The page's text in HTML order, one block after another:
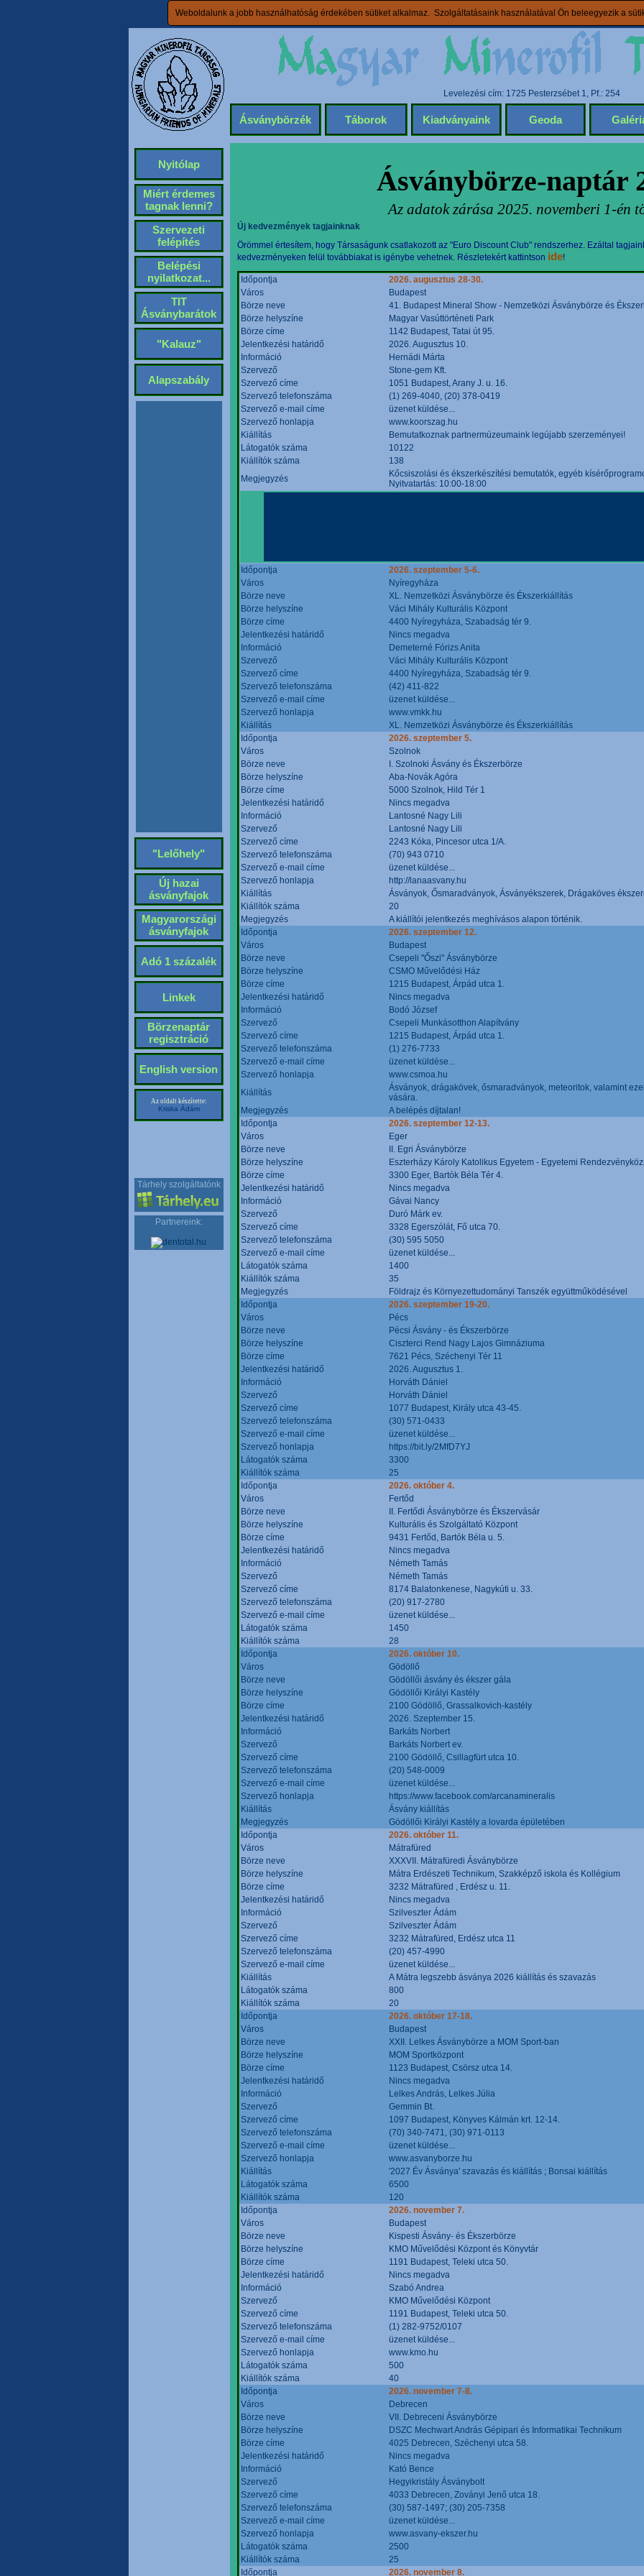
Weboldalunk a jobb használhatóság érdekében sütiket alkalmaz. Szolgáltatásaink használatával Ön beleegyezik a
Levelezési cím: 1725 Pesterzsébet 1, Pf.: 254
Ásványbörzék Táborok Kiadványaink Geoda
Nyitólap
Miért érdemes
tagnak lenni?
Szervezeti
felépítés
Belépési
nyilatkozat...
TIT
Ásványbarátok
"Kalauz"
Alapszabály
"Lelőhely"
Új hazai
ásványfajok
Magyarországi
ásványfajok
Adó 1 százalék
Linkek
Börzenaptár
regisztráció
English version
Az oldalt készítette:
Kriska Ádám
Tárhely szolgáltatónk
Partnereink:
Ásványbörze-naptár
Az adatok zárása 2025. novemberi 1-én
Új kedvezmények tagjainknak
Örömmel értesítem, hogy Társaságunk csatlakozott az "Euro Discount Club" rendszerhez. Ezáltal
kedvezményeken felül továbbiakat is igénybe vehetnek. Részletekért kattintson ide!
Időpontja
2026. augusztus 28-30.
Város
Budapest
Börze neve
41. Budapest Mineral Show - Nemzetközi Ásványbörze és
Börze helyszíne
Magyar Vasúttörténeti Park
Börze címe
1142 Budapest, Tatai út 95.
Jelentkezési határidő
2026. Augusztus 10.
Információ
Hernádi Márta
Szervező
Stone-gem Kft.
Szervező címe
1051 Budapest, Arany J. u. 16.
Szervező telefonszáma
(1) 269-4040, (20) 378-0419
Szervező e-mail címe
üzenet küldése...
Szervező honlapja
www.koorszag.hu
Kiállítás
Bemutatkoznak partnermúzeumaink legújabb szerzeményei!
Látogatók száma
10122
Kiállítók száma
138
Megjegyzés
Kőcsiszolási és ékszerkészítési bemutatók, egyéb
Nyitvatartás: 10:00-18:00
Időpontja
2026. szeptember 5-6.
Város
Nyíregyháza
Börze neve
XL. Nemzetközi Ásványbörze és Ékszerkiállítás
Börze helyszíne
Váci Mihály Kulturális Központ
Börze címe
4400 Nyíregyháza, Szabadság tér 9.
Jelentkezési határidő
Nincs megadva
Információ
Demeterné Fórizs Anita
Szervező
Váci Mihály Kulturális Központ
Szervező címe
4400 Nyíregyháza, Szabadság tér 9.
Szervező telefonszáma
(42) 411-822
Szervező e-mail címe
üzenet küldése...
Szervező honlapja
www.vmkk.hu
Kiállítás
XL. Nemzetközi Ásványbörze és Ékszerkiállítás
Időpontja
2026. szeptember 5.
Város
Szolnok
Börze neve
I. Szolnoki Ásvány és Ékszerbörze
Börze helyszíne
Aba-Novák Agóra
Börze címe
5000 Szolnok, Hild Tér 1
Jelentkezési határidő
Nincs megadva
Információ
Lantosné Nagy Lili
Szervező
Lantosné Nagy Lili
Szervező címe
2243 Kóka, Pincesor utca 1/A.
Szervező telefonszáma
(70) 943 0710
Szervező e-mail címe
üzenet küldése...
Szervező honlapja
http://lanaasvany.hu
Kiállítás
Ásványok, Ősmaradványok, Ásványékszerek, Drágaköves
Kiállítók száma
20
Megjegyzés
A kiállítói jelentkezés meghívásos alapon történik.
Időpontja
2026. szeptember 12.
Város
Budapest
Börze neve
Csepeli "Őszi" Ásványbörze
Börze helyszíne
CSMO Művelődési Ház
Börze címe
1215 Budapest, Árpád utca 1.
Jelentkezési határidő
Nincs megadva
Információ
Bodó József
Szervező
Csepeli Munkásotthon Alapítvány
Szervező címe
1215 Budapest, Árpád utca 1.
Szervező telefonszáma
(1) 276-7733
Szervező e-mail címe
üzenet küldése...
Szervező honlapja
www.csmoa.hu
Kiállítás
Ásványok, drágakövek, ősmaradványok, meteoritok, valamint
vására.
Megjegyzés
A belépés díjtalan!
Időpontja
2026. szeptember 12-13.
Város
Eger
Börze neve
II. Egri Ásványbörze
Börze helyszíne
Eszterházy Károly Katolikus Egyetem - Egyetemi
Börze címe
3300 Eger, Bartók Béla Tér 4.
Jelentkezési határidő
Nincs megadva
Információ
Gávai Nancy
Szervező
Duró Márk ev.
Szervező címe
3328 Egerszólát, Fő utca 70.
Szervező telefonszáma
(30) 595 5050
Szervező e-mail címe
üzenet küldése...
Látogatók száma
1400
Kiállítók száma
35
Megjegyzés
Földrajz és Környezettudományi Tanszék együttműködésével
Időpontja
2026. szeptember 19-20.
Város
Pécs
Börze neve
Pécsi Ásvány - és Ékszerbörze
Börze helyszíne
Ciszterci Rend Nagy Lajos Gimnáziuma
Börze címe
7621 Pécs, Széchenyi Tér 11
Jelentkezési határidő
2026. Augusztus 1.
Információ
Horváth Dániel
Szervező
Horváth Dániel
Szervező címe
1077 Budapest, Király utca 43-45.
Szervező telefonszáma
(30) 571-0433
Szervező e-mail címe
üzenet küldése...
Szervező honlapja
https://bit.ly/2MfD7YJ
Látogatók száma
3300
Kiállítók száma
25
Időpontja
2026. október 4.
Város
Fertőd
Börze neve
II. Fertődi Ásványbörze és Ékszervásár
Börze helyszíne
Kulturális és Szolgáltató Központ
Börze címe
9431 Fertőd, Bartók Béla u. 5.
Jelentkezési határidő
Nincs megadva
Információ
Németh Tamás
Szervező
Németh Tamás
Szervező címe
8174 Balatonkenese, Nagykúti u. 33.
Szervező telefonszáma
(20) 917-2780
Szervező e-mail címe
üzenet küldése...
Látogatók száma
1450
Kiállítók száma
28
Időpontja
2026. október 10.
Város
Gödöllő
Börze neve
Gödöllői ásvány és ékszer gála
Börze helyszíne
Gödöllői Királyi Kastély
Börze címe
2100 Gödöllő, Grassalkovich-kastély
Jelentkezési határidő
2026. Szeptember 15.
Információ
Barkáts Norbert
Szervező
Barkáts Norbert ev.
Szervező címe
2100 Gödöllő, Csillagfürt utca 10.
Szervező telefonszáma
(20) 548-0009
Szervező e-mail címe
üzenet küldése...
Szervező honlapja
https://www.facebook.com/arcanamineralis
Kiállítás
Ásvány kiállítás
Megjegyzés
Gödöllői Királyi Kastély a lovarda épületében
Időpontja
2026. október 11.
Város
Mátrafüred
Börze neve
XXXVII. Mátrafüredi Ásványbörze
Börze helyszíne
Mátra Erdészeti Technikum, Szakképző iskola és Kollégium
Börze címe
3232 Mátrafüred , Erdész u. 11.
Jelentkezési határidő
Nincs megadva
Információ
Szilveszter Ádám
Szervező
Szilveszter Ádám
Szervező címe
3232 Mátrafüred, Erdész utca 11
Szervező telefonszáma
(20) 457-4990
Szervező e-mail címe
üzenet küldése...
Kiállítás
A Mátra legszebb ásványa 2026 kiállítás és szavazás
Látogatók száma
800
Kiállítók száma
20
Időpontja
2026. október 17-18.
Város
Budapest
Börze neve
XXII. Lelkes Ásványbörze a MOM Sport-ban
Börze helyszíne
MOM Sportközpont
Börze címe
1123 Budapest, Csörsz utca 14.
Jelentkezési határidő
Nincs megadva
Információ
Lelkes András, Lelkes Júlia
Szervező
Gemmin Bt.
Szervező címe
1097 Budapest, Könyves Kálmán krt. 12-14.
Szervező telefonszáma
(70) 340-7471, (30) 971-0113
Szervező e-mail címe
üzenet küldése...
Szervező honlapja
www.asvanyborze.hu
Kiállítás
'2027 Év Ásványa' szavazás és kiállítás ; Bonsai kiállítás
Látogatók száma
6500
Kiállítók száma
120
Időpontja
2026. november 7.
Város
Budapest
Börze neve
Kispesti Ásvány- és Ékszerbörze
Börze helyszíne
KMO Művelődési Központ és Könyvtár
Börze címe
1191 Budapest, Teleki utca 50.
Jelentkezési határidő
Nincs megadva
Információ
Szabó Andrea
Szervező
KMO Művelődési Központ
Szervező címe
1191 Budapest, Teleki utca 50.
Szervező telefonszáma
(1) 282-9752/0107
Szervező e-mail címe
üzenet küldése...
Szervező honlapja
www.kmo.hu
Látogatók száma
500
Kiállítók száma
40
Időpontja
2026. november 7-8.
Város
Debrecen
Börze neve
VII. Debreceni Ásványbörze
Börze helyszíne
DSZC Mechwart András Gépipari és Informatikai Technikum
Börze címe
4025 Debrecen, Széchenyi utca 58.
Jelentkezési határidő
Nincs megadva
Információ
Kató Bence
Szervező
Hegyikristály Ásványbolt
Szervező címe
4033 Debrecen, Zoványi Jenő utca 18.
Szervező telefonszáma
(30) 587-1497; (30) 205-7358
Szervező e-mail címe
üzenet küldése...
Szervező honlapja
www.asvany-ekszer.hu
Látogatók száma
2500
Kiállítók száma
25
Időpontja
2026. november 8.